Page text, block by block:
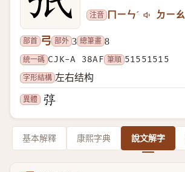
注音 ㄇㄧㄣˊ ㄉㄧㄠ
部首 弓 部外 3 總筆畫 8
統一碼 CJK-A 38AF 筆順 51551515
字形結構 左右结构
異體
基本解釋 康熙字典 說文解字